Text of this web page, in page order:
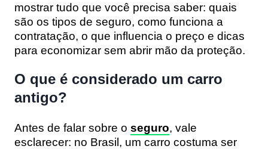
mostrar tudo que você precisa saber: quais
são os tipos de seguro, como funciona a
contratação, o que influencia o preço e dicas
para economizar sem abrir mão da proteção.
O que é considerado um carro
antigo?
Antes de falar sobre o seguro, vale
esclarecer: no Brasil, um carro costuma ser